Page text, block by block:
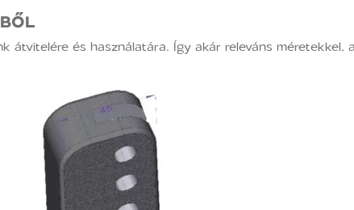
és használatára. Így akár releváns méretekkel,